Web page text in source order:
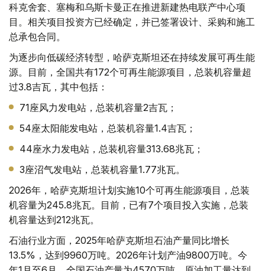
科克舍套、塞梅和乌斯卡曼正在推进新建热电联产中心项
目。相关项目投资方已经确定，并已签署设计、采购和施工
总承包合同。
为逐步向低碳经济转型，哈萨克斯坦还在持续发展可再生能
源。目前，全国共有172个可再生能源项目，总装机容量超
过3.8吉瓦，其中包括：
71座风力发电站，总装机容量2吉瓦；
54座太阳能发电站，总装机容量1.4吉瓦；
44座水力发电站，总装机容量313.68兆瓦；
3座沼气发电站，总装机容量1.77兆瓦。
2026年，哈萨克斯坦计划实施10个可再生能源项目，总装
机容量为245.8兆瓦。目前，已有7个项目投入实施，总装
机容量达到212兆瓦。
石油行业方面，2025年哈萨克斯坦石油产量同比增长
13.5%，达到9960万吨。2026年计划产油9800万吨。今